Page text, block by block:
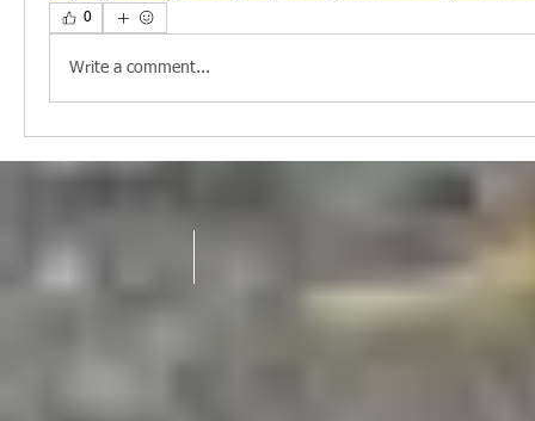
0
Write a comment...